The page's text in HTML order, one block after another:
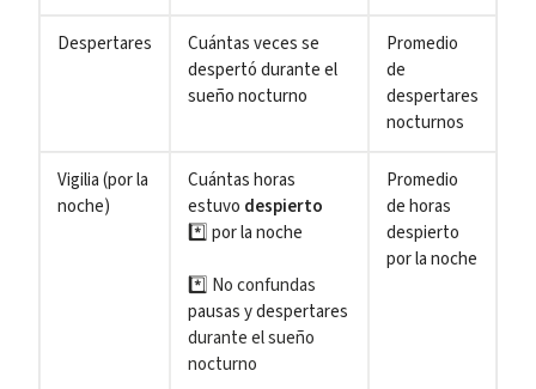
Despertares
Cuántas veces se
despertó durante el
sueño nocturno
Promedio
de
despertares
nocturnos
Vigilia (por la
noche)
Cuántas horas
estuvo despierto
*️⃣por la noche
*️⃣ No confundas
pausas y despertares
durante el sueño
nocturno
Promedio
de horas
despierto
por la noche